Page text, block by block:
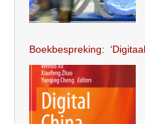
Boekbespreking: